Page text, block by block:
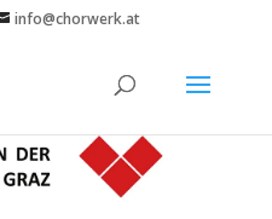
info@chorwerk.at